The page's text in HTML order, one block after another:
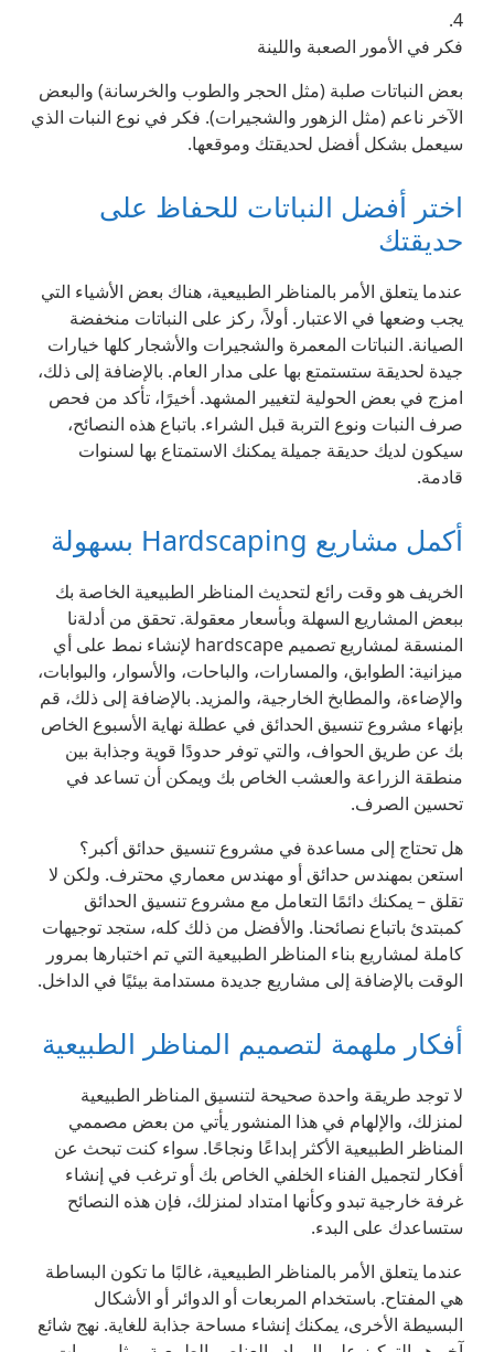
4.
فكر في الأمور الصعبة واللينة
بعض النباتات صلبة (مثل الحجر والطوب والخرسانة) والبعض
الآخر ناعم (مثل الزهور والشجيرات). فكر في نوع النبات الذي
سيعمل بشكل أفضل لحديقتك وموقعها.
اختر أفضل النباتات للحفاظ على
حديقتك
عندما يتعلق الأمر بالمناظر الطبيعية، هناك بعض الأشياء التي
يجب وضعها في الاعتبار. أولاً، ركز على النباتات منخفضة
الصيانة. النباتات المعمرة والشجيرات والأشجار كلها خيارات
جيدة لحديقة ستستمتع بها على مدار العام. بالإضافة إلى ذلك،
امزج في بعض الحولية لتغيير المشهد. أخيرًا، تأكد من فحص
صرف النبات ونوع التربة قبل الشراء. باتباع هذه النصائح،
سيكون لديك حديقة جميلة يمكنك الاستمتاع بها لسنوات
قادمة.
أكمل مشاريع Hardscaping بسهولة
الخريف هو وقت رائع لتحديث المناظر الطبيعية الخاصة بك
ببعض المشاريع السهلة وبأسعار معقولة. تحقق من أدلةنا
المنسقة لمشاريع تصميم hardscape لإنشاء نمط على أي
ميزانية: الطوابق، والمسارات، والباحات، والأسوار، والبوابات،
والإضاءة، والمطابخ الخارجية، والمزيد. بالإضافة إلى ذلك، قم
بإنهاء مشروع تنسيق الحدائق في عطلة نهاية الأسبوع الخاص
بك عن طريق الحواف، والتي توفر حدودًا قوية وجذابة بين
منطقة الزراعة والعشب الخاص بك ويمكن أن تساعد في
تحسين الصرف.
هل تحتاج إلى مساعدة في مشروع تنسيق حدائق أكبر؟
استعن بمهندس حدائق أو مهندس معماري محترف. ولكن لا
تقلق – يمكنك دائمًا التعامل مع مشروع تنسيق الحدائق
كمبتدئ باتباع نصائحنا. والأفضل من ذلك كله، ستجد توجيهات
كاملة لمشاريع بناء المناظر الطبيعية التي تم اختبارها بمرور
الوقت بالإضافة إلى مشاريع جديدة مستدامة بيئيًا في الداخل.
أفكار ملهمة لتصميم المناظر الطبيعية
لا توجد طريقة واحدة صحيحة لتنسيق المناظر الطبيعية
لمنزلك، والإلهام في هذا المنشور يأتي من بعض مصممي
المناظر الطبيعية الأكثر إبداعًا ونجاحًا. سواء كنت تبحث عن
أفكار لتجميل الفناء الخلفي الخاص بك أو ترغب في إنشاء
غرفة خارجية تبدو وكأنها امتداد لمنزلك، فإن هذه النصائح
ستساعدك على البدء.
عندما يتعلق الأمر بالمناظر الطبيعية، غالبًا ما تكون البساطة
هي المفتاح. باستخدام المربعات أو الدوائر أو الأشكال
البسيطة الأخرى، يمكنك إنشاء مساحة جذابة للغاية. نهج شائع